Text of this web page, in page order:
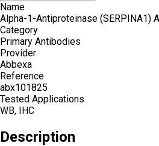
Name
Alpha-1-Antiproteinase (SERPINA1)
Category
Primary Antibodies
Provider
Abbexa
Reference
abx101825
Tested Applications
WB, IHC
Description